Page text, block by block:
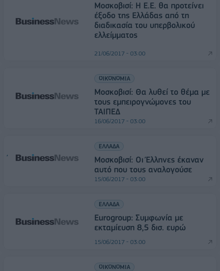
Μοσκοβισί: H Ε.Ε. θα προτείνει
έξοδο της Ελλάδας από τη
διαδικασία του υπερβολικού
ελλείμματος
21/06/2017 - 03:00
ΟΙΚΟΝΟΜΙΑ
Μοσκοβισί: Θα λυθεί το θέμα με
τους εμπειρογνώμονες του
ΤΑΙΠΕΔ
16/06/2017 - 03:00
ΕΛΛΑΔΑ
Μοσκοβισί: Οι Έλληνες έκαναν
αυτό που τους αναλογούσε
15/06/2017 - 03:00
ΕΛΛΑΔΑ
Εurogroup: Συμφωνία με
εκταμίευση 8,5 δισ. ευρώ
15/06/2017 - 03:00
ΟΙΚΟΝΟΜΙΑ